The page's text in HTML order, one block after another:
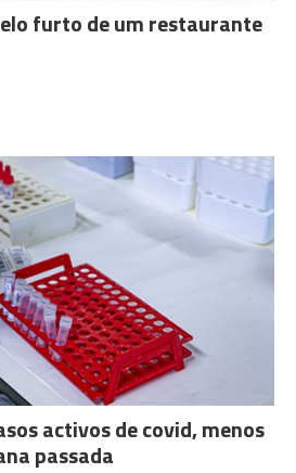
furto de um restaurante
activos de covid, menos
passada